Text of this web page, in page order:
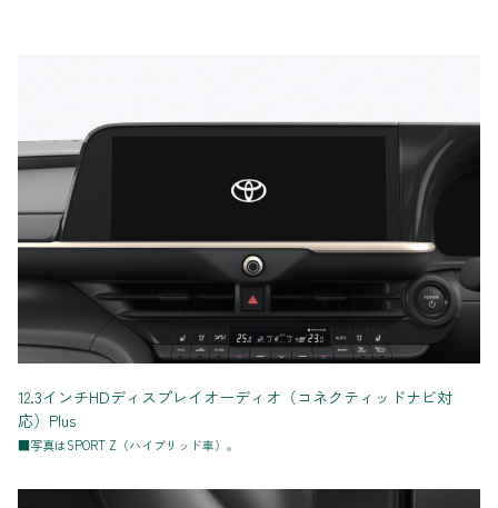
12.3インチHDディスプレイオーディオ（コネクティッドナビ対
応）Plus
■写真はSPORT Z（ハイブリッド車）。